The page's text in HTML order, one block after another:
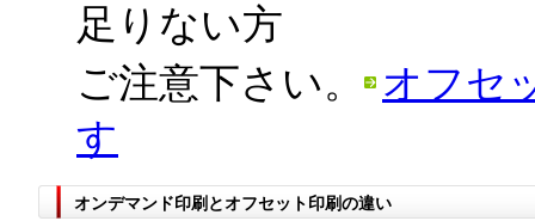
足りない方
ご注意下さい。
オフセ
す
オンデマンド印刷とオフセット印刷の違い